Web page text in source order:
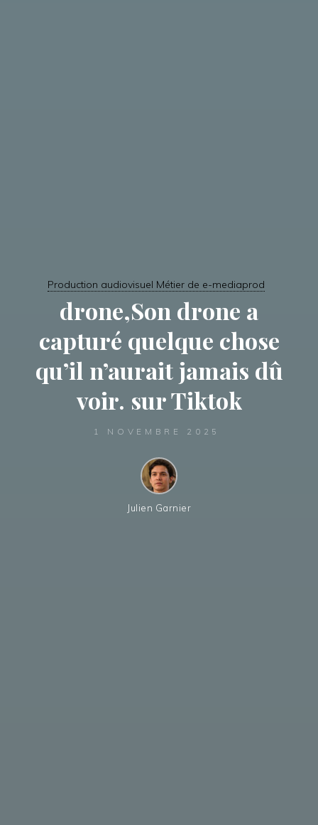
Production audiovisuel Métier de e-mediaprod
drone,Son drone a
capturé quelque chose
qu’il n’aurait jamais dû
voir. sur Tiktok
1 NOVEMBRE 2025
Julien Garnier